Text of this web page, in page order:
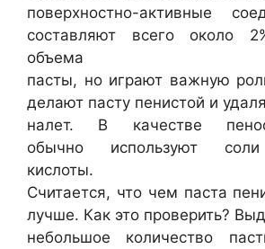
поверхностно-активные
составляют всего около
объема
пасты, но играют важную
делают пасту пенистой и
налет. В качестве
обычно используют соли
кислоты.
Считается, что чем паста
лучше. Как это проверить?
небольшое количество